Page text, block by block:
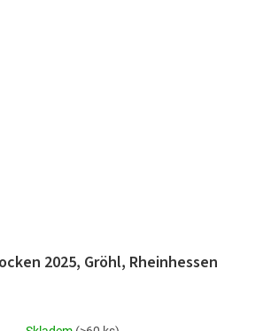
2025, Gröhl, Rheinhessen
Průměrné